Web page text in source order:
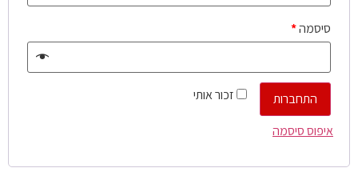
סיסמה*
זכור אותי
התחברות
איפוס סיסמה